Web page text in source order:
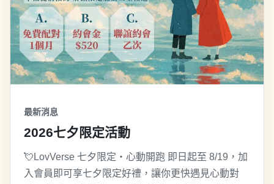
最新消息
2026七夕限定活動
💘LovVerse 七夕限定・心動開跑 即日起至 8/19，加
入會員即可享七夕限定好禮，讓你更快遇見心動對